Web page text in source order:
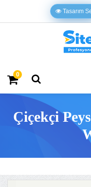
Tasarım
0
Çiçekçi